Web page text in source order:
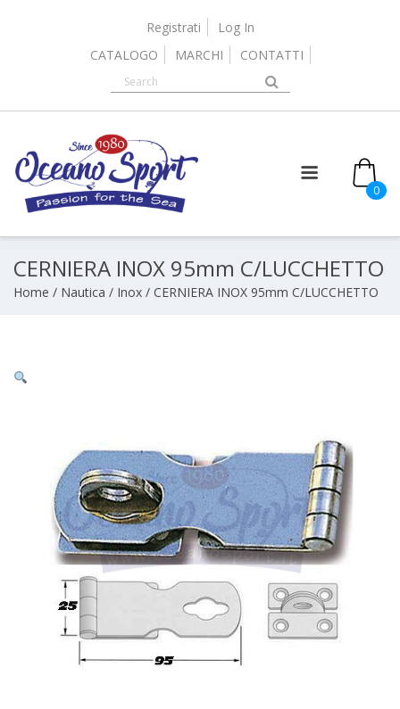
Registrati
Log In
CATALOGO
MARCHI CONTATTI
0
CERNIERA INOX 95mm C/LUCCHETTO
Home / Nautica / Inox / CERNIERA INOX 95mm C/LUCCHETTO